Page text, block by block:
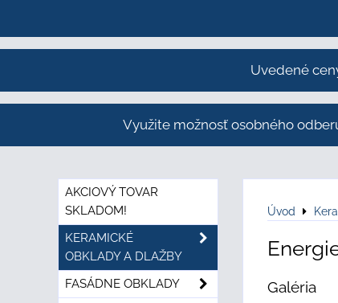
Uvedené
Využite možnosť osobného
Úvod
Galéria
AKCIOVÝ TOVAR
SKLADOM!
KERAMICKÉ
OBKLADY A DLAŽBY
FASÁDNE OBKLADY